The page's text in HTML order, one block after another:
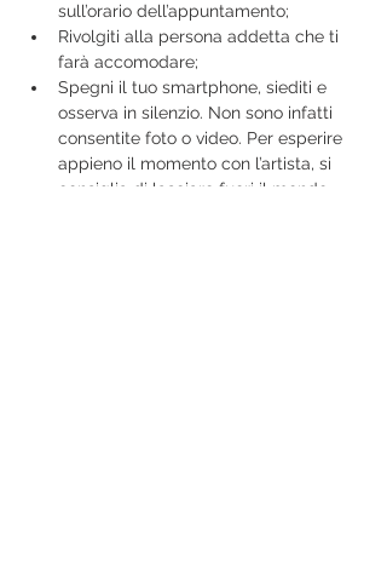
sull’orario dell’appuntamento;
Rivolgiti alla persona addetta che ti
farà accomodare;
Spegni il tuo smartphone, siediti e
osserva in silenzio. Non sono infatti
consentite foto o video. Per esperire
appieno il momento con l’artista, si
consiglia di lasciare fuori il mondo